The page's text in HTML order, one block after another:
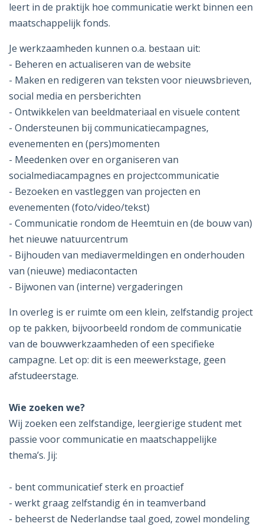
leert in de praktijk hoe communicatie werkt binnen een
maatschappelijk fonds.
Je werkzaamheden kunnen o.a. bestaan uit:
- Beheren en actualiseren van de website
- Maken en redigeren van teksten voor nieuwsbrieven,
social media en persberichten
- Ontwikkelen van beeldmateriaal en visuele content
- Ondersteunen bij communicatiecampagnes,
evenementen en (pers)momenten
- Meedenken over en organiseren van
socialmediacampagnes en projectcommunicatie
- Bezoeken en vastleggen van projecten en
evenementen (foto/video/tekst)
- Communicatie rondom de Heemtuin en (de bouw van)
het nieuwe natuurcentrum
- Bijhouden van mediavermeldingen en onderhouden
van (nieuwe) mediacontacten
- Bijwonen van (interne) vergaderingen
In overleg is er ruimte om een klein, zelfstandig project
op te pakken, bijvoorbeeld rondom de communicatie
van de bouwwerkzaamheden of een specifieke
campagne. Let op: dit is een meewerkstage, geen
afstudeerstage.
Wie zoeken we?
Wij zoeken een zelfstandige, leergierige student met
passie voor communicatie en maatschappelijke
thema’s. Jij:
- bent communicatief sterk en proactief
- werkt graag zelfstandig én in teamverband
- beheerst de Nederlandse taal goed, zowel mondeling